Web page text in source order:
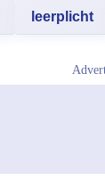
leerplicht